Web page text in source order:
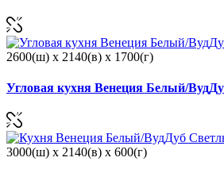
2600(ш) x 2140(в) x 1700(г)
Угловая кухня Венеция Белый/
3000(ш) x 2140(в) x 600(г)